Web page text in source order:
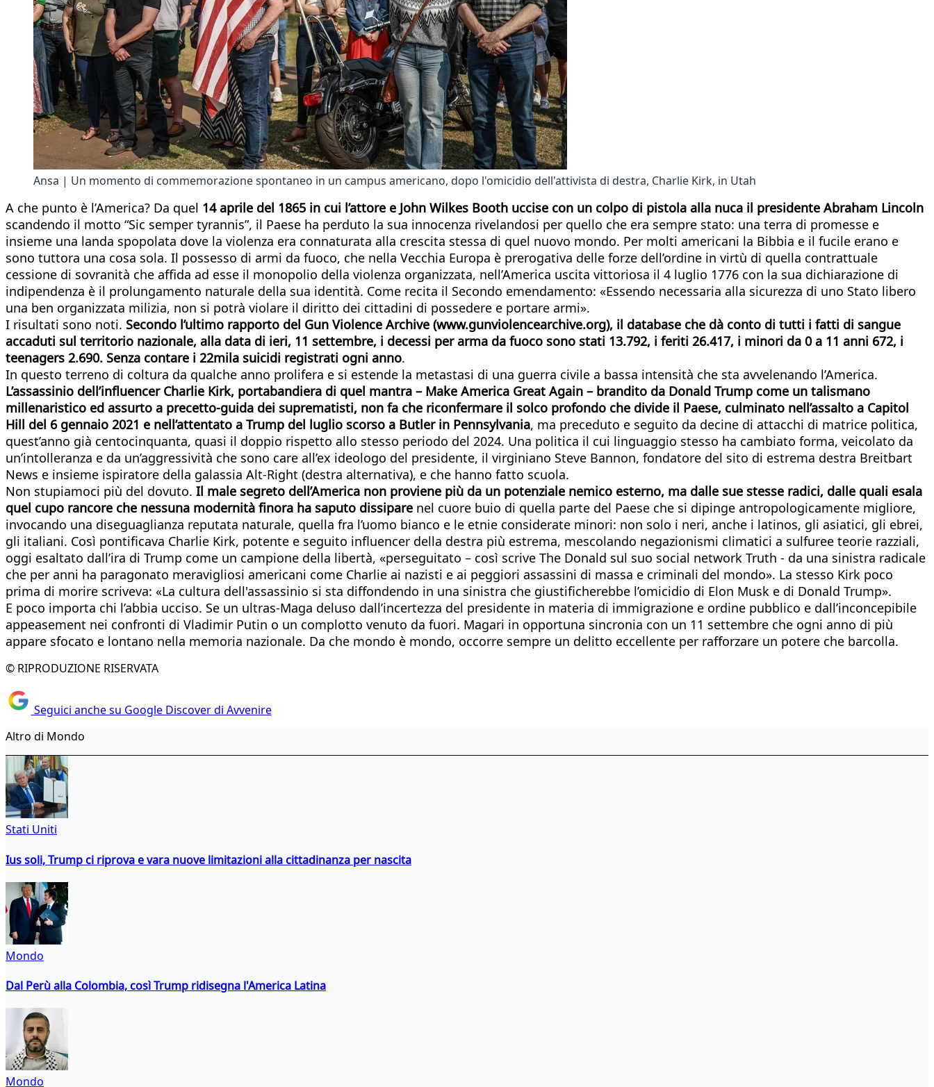
Ansa | Un momento di commemorazione spontaneo in un campus americano, dopo l'omicidio dell'attivista di destra, Charlie Kirk, in Utah
A che punto è l’America? Da quel 14 aprile del 1865 in cui l’attore e John Wilkes Booth uccise con un colpo di pistola alla nuca il presidente Abraham Lincoln
scandendo il motto “Sic semper tyrannis”, il Paese ha perduto la sua innocenza rivelandosi per quello che era sempre stato: una terra di promesse e
insieme una landa spopolata dove la violenza era connaturata alla crescita stessa di quel nuovo mondo. Per molti americani la Bibbia e il fucile erano e
sono tuttora una cosa sola. Il possesso di armi da fuoco, che nella Vecchia Europa è prerogativa delle forze dell’ordine in virtù di quella contrattuale
cessione di sovranità che affida ad esse il monopolio della violenza organizzata, nell’America uscita vittoriosa il 4 luglio 1776 con la sua dichiarazione di
indipendenza è il prolungamento naturale della sua identità. Come recita il Secondo emendamento: «Essendo necessaria alla sicurezza di uno Stato libero
una ben organizzata milizia, non si potrà violare il diritto dei cittadini di possedere e portare armi».
I risultati sono noti. Secondo l’ultimo rapporto del Gun Violence Archive (www.gunviolencearchive.org), il database che dà conto di tutti i fatti di sangue
accaduti sul territorio nazionale, alla data di ieri, 11 settembre, i decessi per arma da fuoco sono stati 13.792, i feriti 26.417, i minori da 0 a 11 anni 672, i
teenagers 2.690. Senza contare i 22mila suicidi registrati ogni anno.
In questo terreno di coltura da qualche anno prolifera e si estende la metastasi di una guerra civile a bassa intensità che sta avvelenando l’America.
L’assassinio dell’influencer Charlie Kirk, portabandiera di quel mantra – Make America Great Again – brandito da Donald Trump come un talismano
millenaristico ed assurto a precetto-guida dei suprematisti, non fa che riconfermare il solco profondo che divide il Paese, culminato nell’assalto a Capitol
Hill del 6 gennaio 2021 e nell’attentato a Trump del luglio scorso a Butler in Pennsylvania, ma preceduto e seguito da decine di attacchi di matrice politica,
quest’anno già centocinquanta, quasi il doppio rispetto allo stesso periodo del 2024. Una politica il cui linguaggio stesso ha cambiato forma, veicolato da
un’intolleranza e da un’aggressività che sono care all’ex ideologo del presidente, il virginiano Steve Bannon, fondatore del sito di estrema destra Breitbart
News e insieme ispiratore della galassia Alt-Right (destra alternativa), e che hanno fatto scuola.
Non stupiamoci più del dovuto. Il male segreto dell’America non proviene più da un potenziale nemico esterno, ma dalle sue stesse radici, dalle quali esala
quel cupo rancore che nessuna modernità finora ha saputo dissipare nel cuore buio di quella parte del Paese che si dipinge antropologicamente migliore,
invocando una diseguaglianza reputata naturale, quella fra l’uomo bianco e le etnie considerate minori: non solo i neri, anche i latinos, gli asiatici, gli ebrei,
gli italiani. Così pontificava Charlie Kirk, potente e seguito influencer della destra più estrema, mescolando negazionismi climatici a sulfuree teorie razziali,
oggi esaltato dall’ira di Trump come un campione della libertà, «perseguitato – così scrive The Donald sul suo social network Truth - da una sinistra radicale
che per anni ha paragonato meravigliosi americani come Charlie ai nazisti e ai peggiori assassini di massa e criminali del mondo». La stesso Kirk poco
prima di morire scriveva: «La cultura dell'assassinio si sta diffondendo in una sinistra che giustificherebbe l’omicidio di Elon Musk e di Donald Trump».
E poco importa chi l’abbia ucciso. Se un ultras-Maga deluso dall’incertezza del presidente in materia di immigrazione e ordine pubblico e dall’inconcepibile
appeasement nei confronti di Vladimir Putin o un complotto venuto da fuori. Magari in opportuna sincronia con un 11 settembre che ogni anno di più
appare sfocato e lontano nella memoria nazionale. Da che mondo è mondo, occorre sempre un delitto eccellente per rafforzare un potere che barcolla.
© RIPRODUZIONE RISERVATA
Seguici anche su Google Discover di Avvenire
Altro di Mondo
Stati Uniti
Ius soli, Trump ci riprova e vara nuove limitazioni alla cittadinanza per nascita
Mondo
Dal Perù alla Colombia, così Trump ridisegna l'America Latina
Mondo